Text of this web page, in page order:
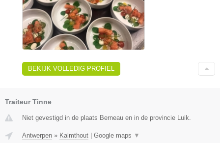
BEKIJK VOLLEDIG PROFIEL
Traiteur Tinne
Niet gevestigd in de plaats Berneau en in de provincie Luik.
Antwerpen » Kalmthout | Google maps ▼